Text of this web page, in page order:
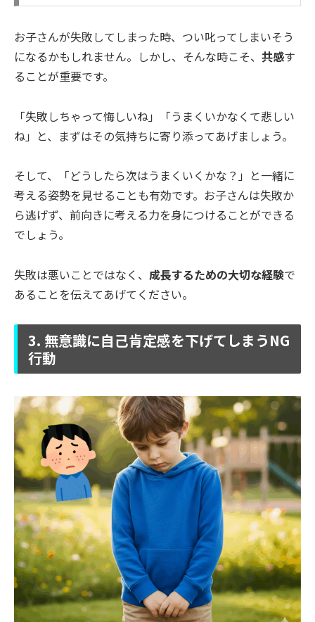
お子さんが失敗してしまった時、つい叱ってしまいそう
になるかもしれません。しかし、そんな時こそ、 共感す
ることが重要です。
「失敗しちゃって悔しいね」「うまくいかなくて悲しい
ね」と、まずはその気持ちに寄り添ってあげましょう。
そして、「どうしたら次はうまくいくかな？」と一緒に
考える姿勢を見せることも有効です。お子さんは失敗か
ら逃げず、前向きに考える力を身につけることができる
でしょう。
失敗は悪いことではなく、 成長するための大切な経験で
あることを伝えてあげてください。
3. 無意識に自己肯定感を下げてしまうNG
行動